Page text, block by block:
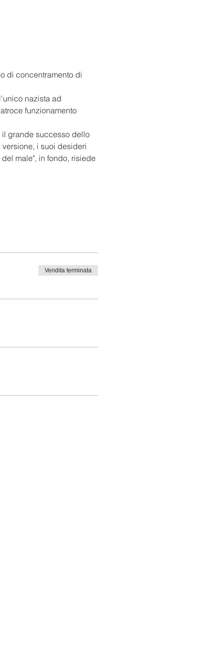
di concentramento di
nazista ad
funzionamento
il grande successo dello
i suoi desideri
male", in fondo, risiede
Vendita terminata